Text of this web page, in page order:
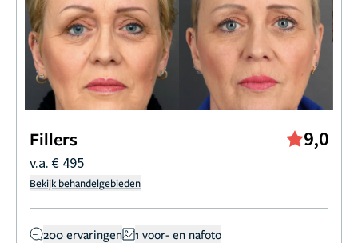
Fillers 9,0
v.a. € 495
Bekijk behandelgebieden
200 ervaringen 1 voor- en nafoto